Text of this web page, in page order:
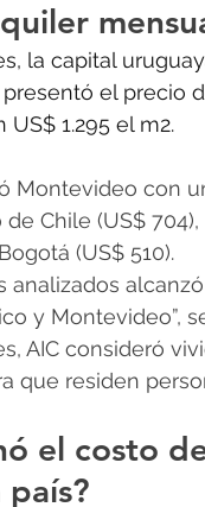
la capital
el precio
1.295 el m2.
Montevideo con
Chile (US$
(US$ 510).
analizados
y Montevideo”,
AIC consideró
que residen
el costo